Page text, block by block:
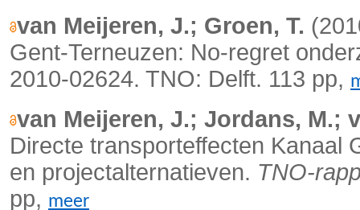
van Meijeren, J.; Groen, T.
Gent-Terneuzen: No-regret
2010-02624. TNO: Delft. 113 pp,
van Meijeren, J.; Jordans, M.;
Directe transporteffecten Kanaal
en projectalternatieven. TNO-
pp, meer